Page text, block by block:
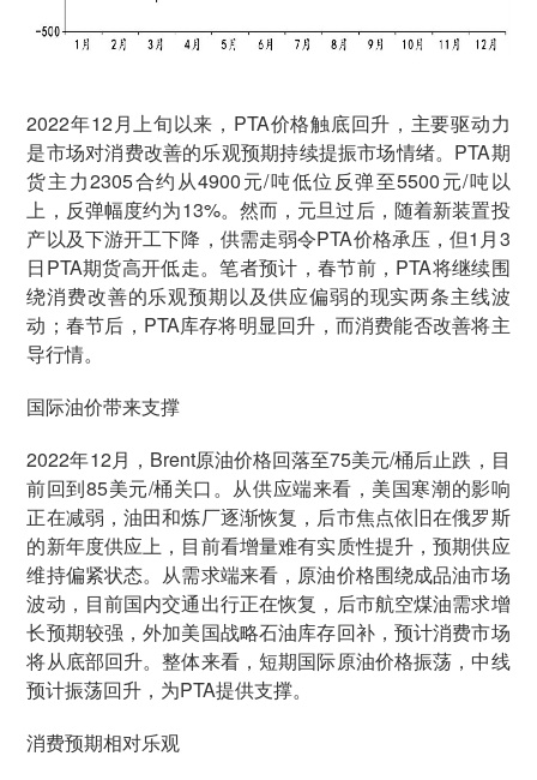
2022年12月上旬以来，PTA价格触底回升，主要驱动力
是市场对消费改善的乐观预期持续提振市场情绪。PTA期
货主力2305合约从4900元/吨低位反弹至5500元/吨以
上，反弹幅度约为13%。然而，元旦过后，随着新装置投
产以及下游开工下降，供需走弱令PTA价格承压，但1月3
日PTA期货高开低走。笔者预计，春节前，PTA将继续围
绕消费改善的乐观预期以及供应偏弱的现实两条主线波
动；春节后，PTA库存将明显回升，而消费能否改善将主
导行情。
国际油价带来支撑
2022年12月，Brent原油价格回落至75美元/桶后止跌，目
前回到85美元/桶关口。从供应端来看，美国寒潮的影响
正在减弱，油田和炼厂逐渐恢复，后市焦点依旧在俄罗斯
的新年度供应上，目前看增量难有实质性提升，预期供应
维持偏紧状态。从需求端来看，原油价格围绕成品油市场
波动，目前国内交通出行正在恢复，后市航空煤油需求增
长预期较强，外加美国战略石油库存回补，预计消费市场
将从底部回升。整体来看，短期国际原油价格振荡，中线
预计振荡回升，为PTA提供支撑。
消费预期相对乐观